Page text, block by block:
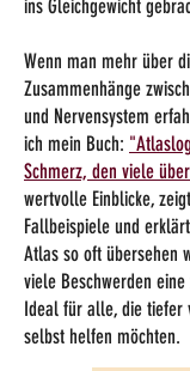
ins Gleichgewicht
Wenn man mehr über
Zusammenhänge
und Nervensystem
ich mein Buch:
Schmerz, den viele
wertvolle Einblicke,
Fallbeispiele und
Atlas so oft übersehen
viele Beschwerden
Ideal für alle, die tiefer
selbst helfen möchten.